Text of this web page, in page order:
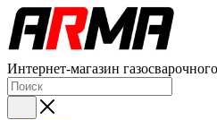
Интернет-магазин